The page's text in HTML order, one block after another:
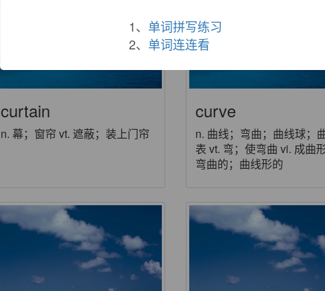
curtain
n. 幕；窗帘 vt. 遮蔽；装上门帘
curve
n. 曲线；弯曲；曲线球；
表 vt. 弯；使弯曲 vi. 成曲
弯曲的；曲线形的
1、 单词拼写练习
2、 单词连连看